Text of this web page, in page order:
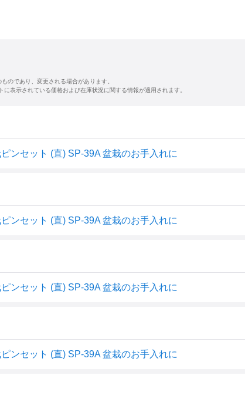
のであり、変更される場合があります。
表示されている価格および在庫状況に関する情報が適用されます。
ンセット (直) SP-39A 盆栽のお手入れに
ンセット (直) SP-39A 盆栽のお手入れに
ンセット (直) SP-39A 盆栽のお手入れに
ンセット (直) SP-39A 盆栽のお手入れに